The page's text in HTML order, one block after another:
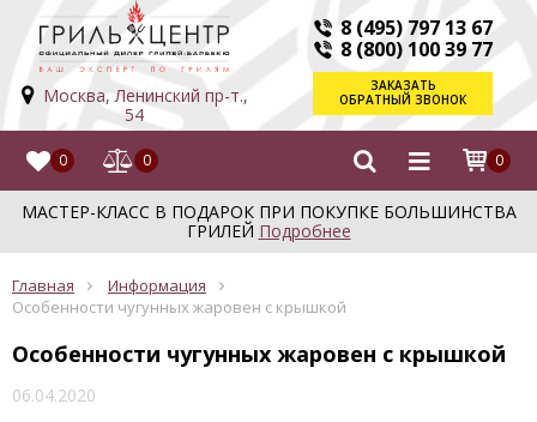
Москва, Ленинский пр-т.,
54
8 (495) 797 13 67
8 (800) 100 39 77
ЗАКАЗАТЬ
ОБРАТНЫЙ ЗВОНОК
0 0 0
МАСТЕР-КЛАСС В ПОДАРОК ПРИ ПОКУПКЕ БОЛЬШИНСТВА
ГРИЛЕЙ Подробнее
Главная
Информация
Особенности чугунных жаровен с крышкой
Особенности чугунных жаровен с крышкой
06.04.2020